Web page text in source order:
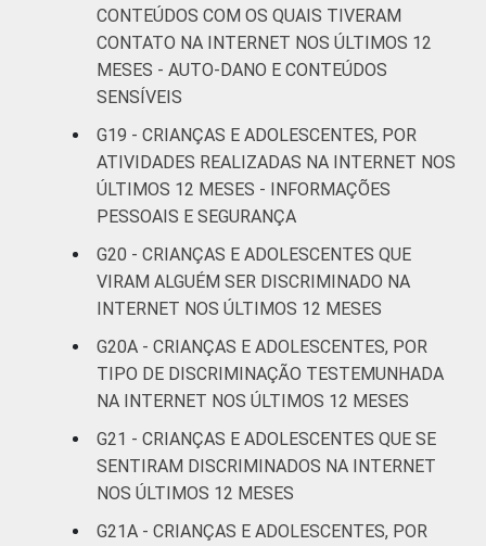
CONTEÚDOS COM OS QUAIS TIVERAM
CONTATO NA INTERNET NOS ÚLTIMOS 12
MESES - AUTO-DANO E CONTEÚDOS
SENSÍVEIS
G19 - CRIANÇAS E ADOLESCENTES, POR
ATIVIDADES REALIZADAS NA INTERNET NOS
ÚLTIMOS 12 MESES - INFORMAÇÕES
PESSOAIS E SEGURANÇA
G20 - CRIANÇAS E ADOLESCENTES QUE
VIRAM ALGUÉM SER DISCRIMINADO NA
INTERNET NOS ÚLTIMOS 12 MESES
G20A - CRIANÇAS E ADOLESCENTES, POR
TIPO DE DISCRIMINAÇÃO TESTEMUNHADA
NA INTERNET NOS ÚLTIMOS 12 MESES
G21 - CRIANÇAS E ADOLESCENTES QUE SE
SENTIRAM DISCRIMINADOS NA INTERNET
NOS ÚLTIMOS 12 MESES
G21A - CRIANÇAS E ADOLESCENTES, POR